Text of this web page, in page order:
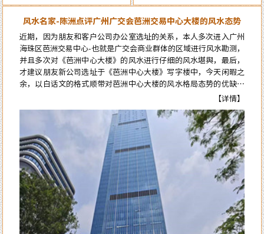
风水名家-陈洲点评广州广交会芭洲交易中心大楼的风水态势
近期，因为朋友和客户公司办公室选址的关系，本人多次进入广州
海珠区芭洲交易中心-也就是广交会商业群体的区域进行风水勘测，
并且多次对《芭洲中心大楼》的风水进行仔细的风水堪舆，最后，
才建议朋友新公司选址于《芭洲中心大楼》写字楼中，今天闲暇之
余，以白话文的格式顺带对芭洲中心大楼的风水格局态势的优缺点
进行点评。而要想更科学的论断芭洲中心大楼的风水格局态势，就
必须先了解知道芭洲中心大楼及本区位的风水来龙源头…
【详情】
陈大师的风水学术真实用，本人是做美容护理的，去年在广州番禺粤海天
河城开了家美容店连续亏损了7个月，今年找到陈洲大师看了以后店内布
局重新调理一遍，第二个月就扭亏为盈了，现在正在上升期阶段，感谢陈
大师的指导。
来自李女士的评价：
陈洲老师的风水学水平确实高明，本人是做法务工作的，去年刚出来创业
自己成立律所开始有三个月是吃空晌的，后来请陈老师调换了办公室并对
办公室布局做了全面调理指导，不出月就 开始改变至现在业务一个接一
个不停的接单。真心感恩陈老师的指导！
来自王生的评价：